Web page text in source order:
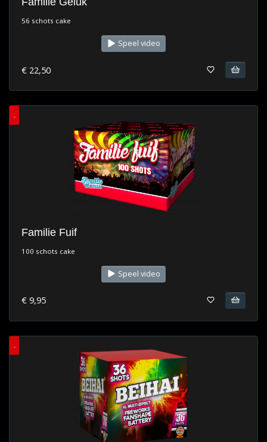
56 schots cake
Speel video
€ 22,50
.
Familie Fuif
100 schots cake
Speel video
€ 9,95
.